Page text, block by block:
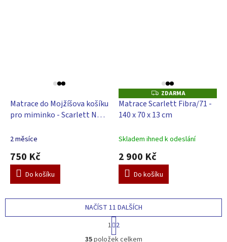
Matrace do Mojžíšova košíku
pro miminko - Scarlett Nela
2 měsíce
750 Kč
Do košíku
Z
D
A
R
ZDARMA
Matrace Scarlett Fibra/71 -
140 x 70 x 13 cm
Skladem ihned k odeslání
2 900 Kč
Do košíku
O
NAČÍST 11 DALŠÍCH
S
t
r
1 2
35položek celkem